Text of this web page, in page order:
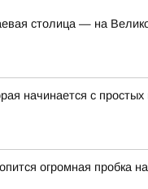
столица — на
начинается с
огромная пробка